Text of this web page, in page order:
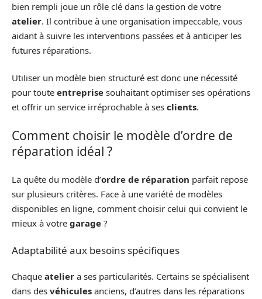
bien rempli joue un rôle clé dans la gestion de votre
atelier. Il contribue à une organisation impeccable, vous
aidant à suivre les interventions passées et à anticiper les
futures réparations.
Utiliser un modèle bien structuré est donc une nécessité
pour toute entreprise souhaitant optimiser ses opérations
et offrir un service irréprochable à ses clients.
Comment choisir le modèle d’ordre de
réparation idéal ?
La quête du modèle d’ordre de réparation parfait repose
sur plusieurs critères. Face à une variété de modèles
disponibles en ligne, comment choisir celui qui convient le
mieux à votre garage ?
Adaptabilité aux besoins spécifiques
Chaque atelier a ses particularités. Certains se spécialisent
dans des véhicules anciens, d’autres dans les réparations